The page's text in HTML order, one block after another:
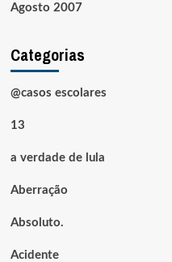
Agosto 2007
Categorias
@casos escolares
13
a verdade de lula
Aberração
Absoluto.
Acidente